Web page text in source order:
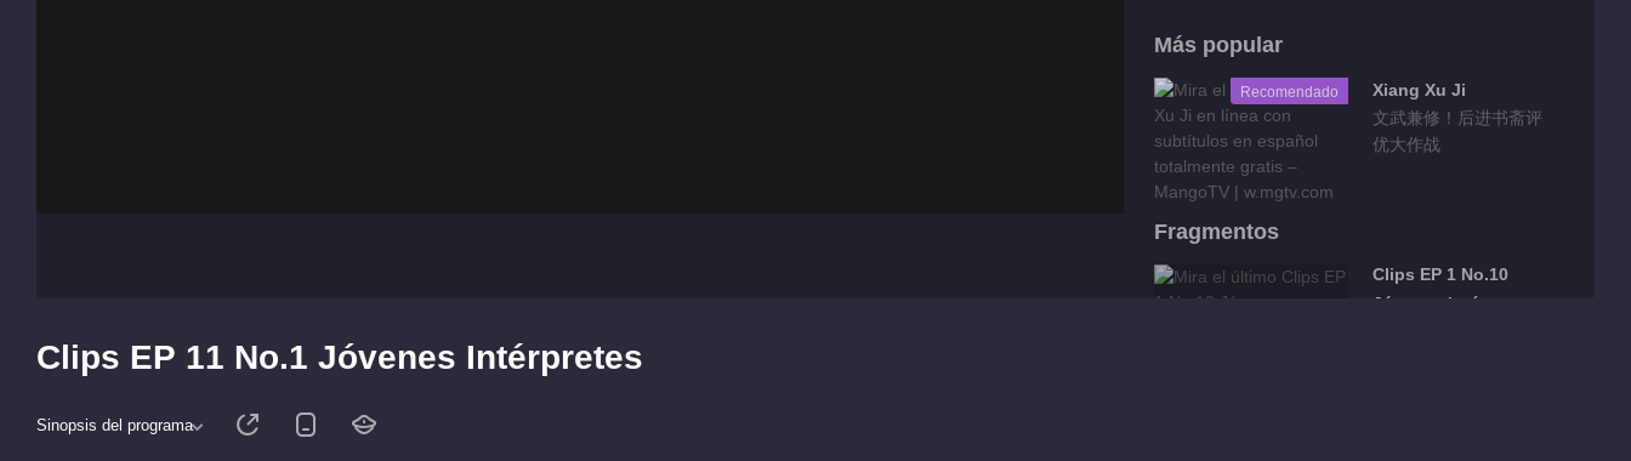
Más popular
Recomendado
Xiang Xu Ji
文武兼修！后进书斋评
优大作战
Fragmentos
Clips EP 1 No.10
Jóvenes Intérpretes
Clips EP 11 No.1 Jóvenes Intérpretes
Sinopsis del programa